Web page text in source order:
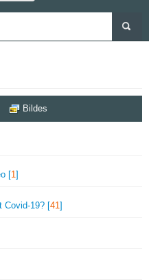
Grupas
Bildes
[1]
Covid-19? [41]